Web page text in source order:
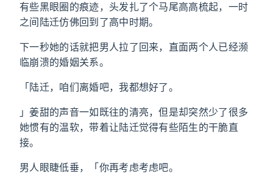
有些黑眼圈的痕迹，头发扎了个马尾高高梳起，一时
之间陆迁仿佛回到了高中时期。
下一秒她的话就把男人拉了回来，直面两个人已经濒
临崩溃的婚姻关系。
「陆迁，咱们离婚吧，我都想好了。
」姜甜的声音一如既往的清亮，但是却突然少了很多
她惯有的温软，带着让陆迁觉得有些陌生的干脆直
接。
男人眼睫低垂，「你再考虑考虑吧。